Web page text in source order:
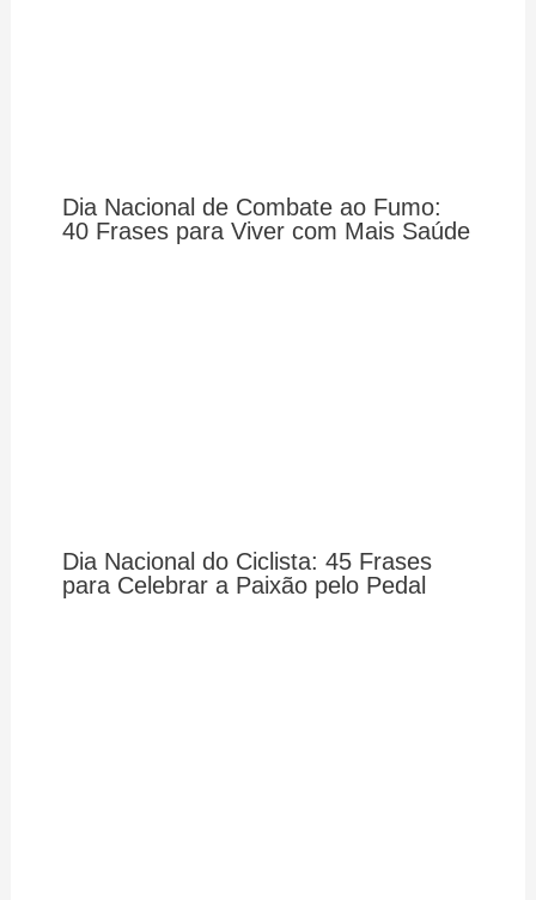
Dia Nacional de Combate ao Fumo:
40 Frases para Viver com Mais Saúde
Dia Nacional do Ciclista: 45 Frases
para Celebrar a Paixão pelo Pedal